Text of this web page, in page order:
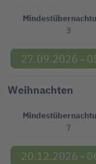
3
27.09.2026 -
Weihnachten
7
20.12.2026 -